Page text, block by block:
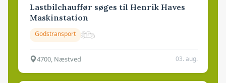
Lastbilchauffør søges til Henrik Haves
Maskinstation
Godstransport
4700, Næstved 03. aug.